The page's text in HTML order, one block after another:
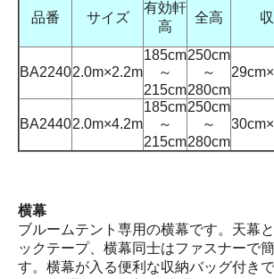
品番 サイズ
有効軒
高
全高
BA22402.0m×2.2m
185cm
～
215cm
250cm
～
280cm
BA24402.0m×4.2m
185cm
～
215cm
250cm
～
280cm
横幕
ブルームテント専用の横幕です。天幕
ックテープ、横幕同士はファスナーで
す。横幕が入る便利な収納バッグ付きで